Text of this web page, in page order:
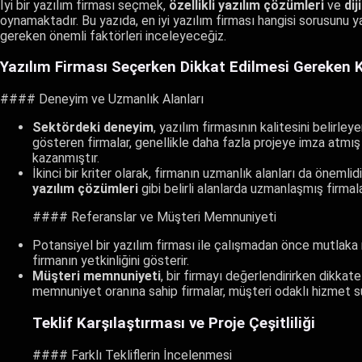
İyi bir yazılım firması seçmek, özellikli yazılım çözümleri ve
oynamaktadır. Bu yazıda, en iyi yazılım firması hangisi
gereken önemli faktörleri inceleyeceğiz.
Yazılım Firması Seçerken Dikkat Edilmesi Gereken
#### Deneyim ve Uzmanlık Alanları
Sektördeki deneyim, yazılım firmasının kalitesini
gösteren firmalar, genellikle daha fazla projeye imza
kazanmıştır.
İkinci bir kriter olarak, firmanın uzmanlık alanları da
yazılım çözümleri gibi belirli alanlarda uzmanlaşmış
#### Referanslar ve Müşteri Memnuniyeti
Potansiyel bir yazılım firması ile çalışmadan önce
firmanın yetkinliğini gösterir.
Müşteri memnuniyeti, bir firmayı değerlendirirken
memnuniyet oranına sahip firmalar, müşteri odaklı hizmet
Teklif Karşılaştırması ve Proje Çeşitliliği
#### Farklı Tekliflerin İncelenmesi